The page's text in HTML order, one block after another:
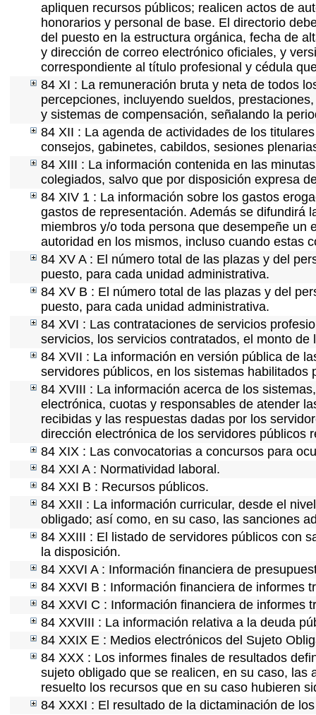
apliquen recursos públicos; realicen actos de
honorarios y personal de base. El directorio
del puesto en la estructura orgánica, fecha de
y dirección de correo electrónico oficiales, y
correspondiente al título profesional y cédula
84 XI : La remuneración bruta y neta de todos
percepciones, incluyendo sueldos,
y sistemas de compensación, señalando la
84 XII : La agenda de actividades de los
consejos, gabinetes, cabildos, sesiones
84 XIII : La información contenida en las
colegiados, salvo que por disposición expresa
84 XIV 1 : La información sobre los gastos
gastos de representación. Además se difundirá
miembros y/o toda persona que desempeñe
autoridad en los mismos, incluso cuando estas
84 XV A : El número total de las plazas y del
puesto, para cada unidad administrativa.
84 XV B : El número total de las plazas y del
puesto, para cada unidad administrativa.
84 XVI : Las contrataciones de servicios
servicios, los servicios contratados, el monto
84 XVII : La información en versión pública de
servidores públicos, en los sistemas habilitados
84 XVIII : La información acerca de los
electrónica, cuotas y responsables de atender
recibidas y las respuestas dadas por los
dirección electrónica de los servidores públicos
84 XIX : Las convocatorias a concursos para
84 XXI A : Normatividad laboral.
84 XXI B : Recursos públicos.
84 XXII : La información curricular, desde el
obligado; así como, en su caso, las sanciones
84 XXIII : El listado de servidores públicos con
la disposición.
84 XXVI A : Información financiera de
84 XXVI B : Información financiera de informes
84 XXVI C : Información financiera de informes
84 XXVIII : La información relativa a la deuda
84 XXIX E : Medios electrónicos del Sujeto
84 XXX : Los informes finales de resultados
sujeto obligado que se realicen, en su caso,
resuelto los recursos que en su caso hubieren
84 XXXI : El resultado de la dictaminación de